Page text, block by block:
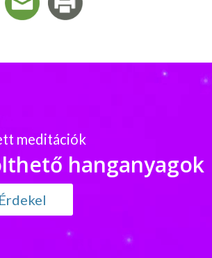
meditációk
hanganyagok
Érdekel